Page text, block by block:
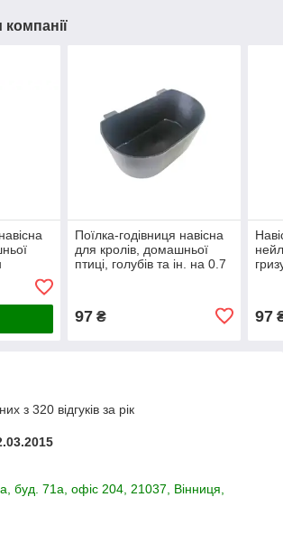
компанії
Поїлка-годівниця навісна
для кролів, домашньої
птиці, голубів та ін. на 0.7
97₴ 97
з 320 відгуків за рік
буд. 71а, офіс 204, 21037, Вінниця,